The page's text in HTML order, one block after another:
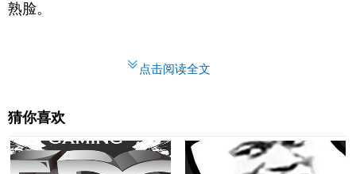
熟脸。
点击阅读全文
猜你喜欢